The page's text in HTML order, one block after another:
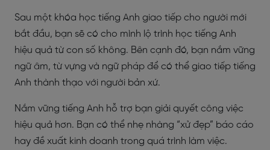
Sau một khóa học tiếng Anh giao tiếp cho người mới
bắt đầu, bạn sẽ có cho mình lộ trình học tiếng Anh
hiệu quả từ con số không. Bên cạnh đó, bạn nắm vững
ngữ âm, từ vựng và ngữ pháp để có thể giao tiếp tiếng
Anh thành thạo với người bản xứ.
Nắm vững tiếng Anh hỗ trợ bạn giải quyết công việc
hiệu quả hơn. Bạn có thể nhẹ nhàng “xử đẹp” báo cáo
hay đề xuất kinh doanh trong quá trình làm việc.